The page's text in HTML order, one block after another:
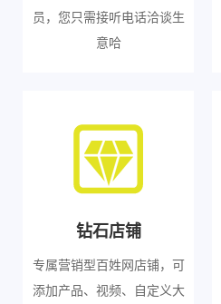
员，您只需接听电话洽谈生
意哈
钻石店铺
专属营销型百姓网店铺，可
添加产品、视频、自定义大